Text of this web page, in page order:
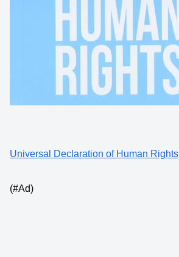
Universal Declaration of Human Rights
(#Ad)